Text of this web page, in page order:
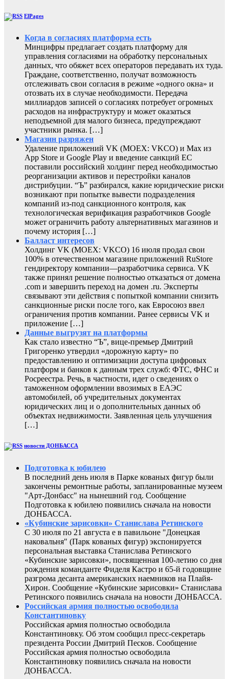
ElPages
Когда в согласиях платформа есть
Минцифры предлагает создать платформу для
управления согласиями на обработку персональных
данных, что обяжет всех операторов передавать их туда.
Граждане, соответственно, получат возможность
отслеживать свои согласия в режиме «одного окна» и
отозвать их в случае необходимости. Передача
миллиардов записей о согласиях потребует огромных
расходов на инфраструктуру и может оказаться
неподъемной для малого бизнеса, предупреждают
участники рынка. […]
Магазин разряжен
Удаление приложений VK (MOEX: VKCO) и Max из
App Store и Google Play и введение санкций ЕС
поставили российский холдинг перед необходимостью
реорганизации активов и перестройки каналов
дистрибуции. “Ъ” разбирался, какие юридические риски
возникают при попытке вывести подразделения
компаний из-под санкционного контроля, как
технологическая верификация разработчиков Google
может ограничить работу альтернативных магазинов и
почему история […]
Балласт интересов
Холдинг VK (MOEX: VKCO) 16 июля продал свои
100% в отечественном магазине приложений RuStore
гендиректору компании—разработчика сервиса. VK
также принял решение полностью отказаться от домена
.com и завершить переход на домен .ru. Эксперты
связывают эти действия с попыткой компании снизить
санкционные риски после того, как Евросоюз ввел
ограничения против компании. Ранее сервисы VK и
приложение […]
Данные выгрузят на платформы
Как стало известно “Ъ”, вице-премьер Дмитрий
Григоренко утвердил «дорожную карту» по
предоставлению и оптимизации доступа цифровых
платформ и банков к данным трех служб: ФТС, ФНС и
Росреестра. Речь, в частности, идет о сведениях о
таможенном оформлении ввозимых в ЕАЭС
автомобилей, об учредительных документах
юридических лиц и о дополнительных данных об
объектах недвижимости. Заявленная цель улучшения
[…]
новости ДОНБАССА
Подготовка к юбилею
В последний день июля в Парке кованых фигур были
закончены ремонтные работы, запланированные музеем
"Арт-Донбасс" на нынешний год. Сообщение
Подготовка к юбилею появились сначала на новости
ДОНБАССА.
«Кубинские зарисовки» Станислава Ретинского
С 30 июля по 21 августа е в павильоне "Донецкая
наковальня" (Парк кованых фигур) экспонируется
персональная выставка Станислава Ретинского
«Кубинские зарисовки», посвященная 100-летию со дня
рождения команданте Фиделя Кастро и 65-й годовщине
разгрома десанта американских наемников на Плайя-
Хирон. Сообщение «Кубинские зарисовки» Станислава
Ретинского появились сначала на новости ДОНБАССА.
Российская армия полностью освободила
Константиновку
Российская армия полностью освободила
Константиновку. Об этом сообщил пресс-секретарь
президента России Дмитрий Песков. Сообщение
Российская армия полностью освободила
Константиновку появились сначала на новости
ДОНБАССА.